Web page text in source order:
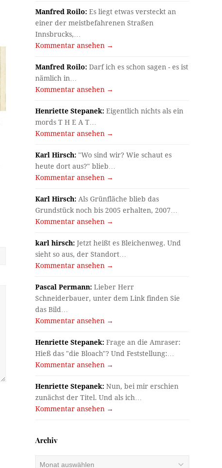
Manfred Roilo: Es liegt etwas versteckt an
einer der meistbefahrenen Straßen
Innsbrucks,…
Kommentar ansehen →
Manfred Roilo: Darf ich es schon sagen - es ist
nämlich in…
Kommentar ansehen →
Henriette Stepanek: Eigentlich nichts als ein
mords T H E A T…
Kommentar ansehen →
Karl Hirsch: "Wo sind wir? Wie schaut es
heute dort aus?" blieb…
Kommentar ansehen →
Karl Hirsch: Als Grünfläche blieb das
Grundstück noch bis 2005 erhalten, 2007…
Kommentar ansehen →
karl hirsch: Jetzt heißt es Bleichenweg. Und
sieht so aus, der Standort…
Kommentar ansehen →
Pascal Permann: Lieber Herr
Schneiderbauer, unter dem Link finden Sie
das Bild…
Kommentar ansehen →
Henriette Stepanek: Frage an die Amraser:
Hieß das "die Bloach"? Und Feststellung:…
Kommentar ansehen →
Henriette Stepanek: Nun, bei mir erschien
zunächst der Titel. Und als ich…
Kommentar ansehen →
Archiv